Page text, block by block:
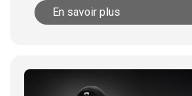
En savoir plus